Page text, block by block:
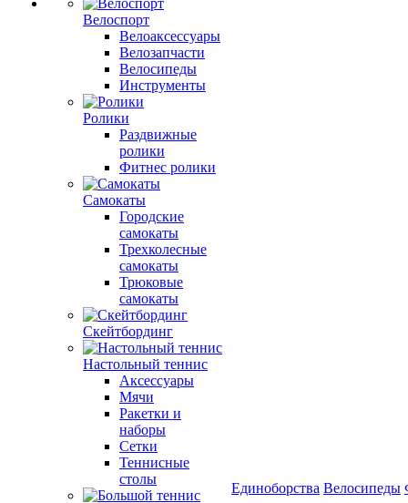
Велоспорт
Велоаксессуары
Велозапчасти
Велосипеды
Инструменты
Ролики
Раздвижные
ролики
Фитнес ролики
Самокаты
Городские
самокаты
Трехколесные
самокаты
Трюковые
самокаты
Скейтбординг
Настольный теннис
Аксессуары
Мячи
Ракетки и
наборы
Сетки
Теннисные
столы
Единоборства Велосипеды